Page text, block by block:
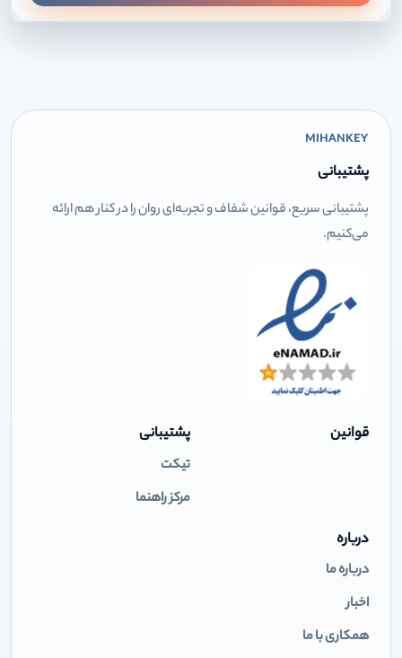
MIHANKEY
پشتیبانی
پشتیبانی سریع، قوانین شفاف و تجربه‌ای روان را در کنار هم ارائه
می‌کنیم.
قوانین پشتیبانی
تیکت
مرکز راهنما
درباره
درباره ما
اخبار
همکاری با ما